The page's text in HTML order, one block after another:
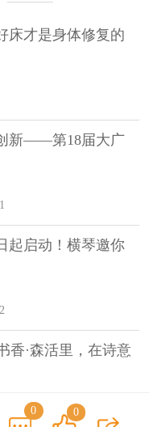
床才是身体修复的
新——第18届大广
起启动！横琴邀你
香·森活里，在诗意
0 0